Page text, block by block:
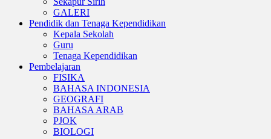
GALERI
Pendidik dan Tenaga Kependidikan
Kepala Sekolah
Guru
Tenaga Kependidikan
Pembelajaran
FISIKA
BAHASA INDONESIA
GEOGRAFI
BAHASA ARAB
PJOK
BIOLOGI